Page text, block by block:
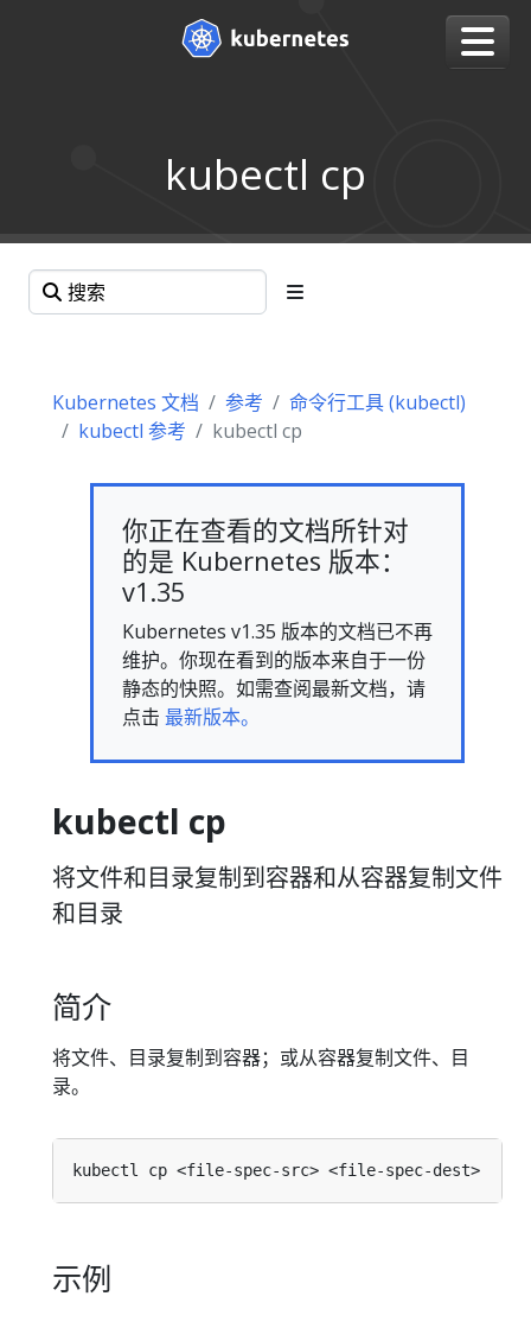
kubectl cp
Kubernetes 文档 参考
命令行工具 (kubectl)
kubectl 参考
kubectl cp
你正在查看的文档所针对
的是 Kubernetes 版本：
v1.35
Kubernetes v1.35 版本的文档已不再
维护。你现在看到的版本来自于一份
静态的快照。如需查阅最新文档，请
点击 最新版本。
kubectl cp
将文件和目录复制到容器和从容器复制文件
和目录
简介
将文件、目录复制到容器；或从容器复制文件、目
录。
示例